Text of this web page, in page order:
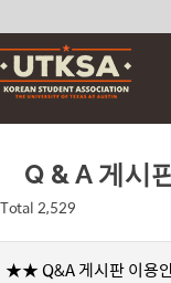
Skip
to
content
Q & A 게시
Total 2,529
★★ Q&A 게시판 이용